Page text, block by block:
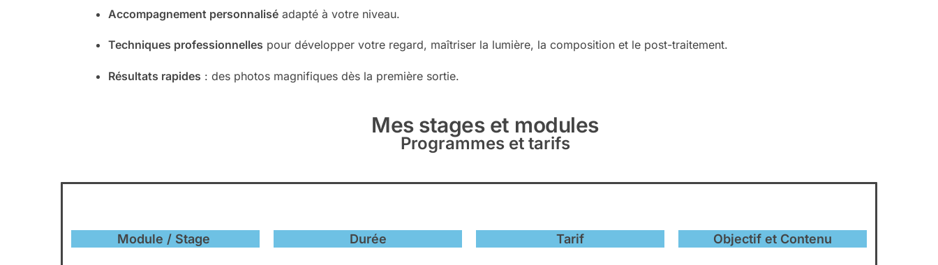
Accompagnement personnalisé adapté à votre niveau.
Techniques professionnelles pour développer votre regard, maîtriser la lumière, la composition et le post-traitement.
Résultats rapides : des photos magnifiques dès la première sortie.
Mes stages et modules
Programmes et tarifs
Module / Stage Durée Tarif Objectif et Contenu